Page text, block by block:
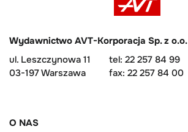
Wydawnictwo AVT-Korporacja Sp. z o.o.
ul. Leszczynowa 11
03-197 Warszawa
tel: 22 257 84 99
fax: 22 257 84 00
O NAS